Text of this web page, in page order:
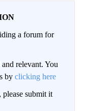
a forum for
relevant. You
by clicking here
submit it